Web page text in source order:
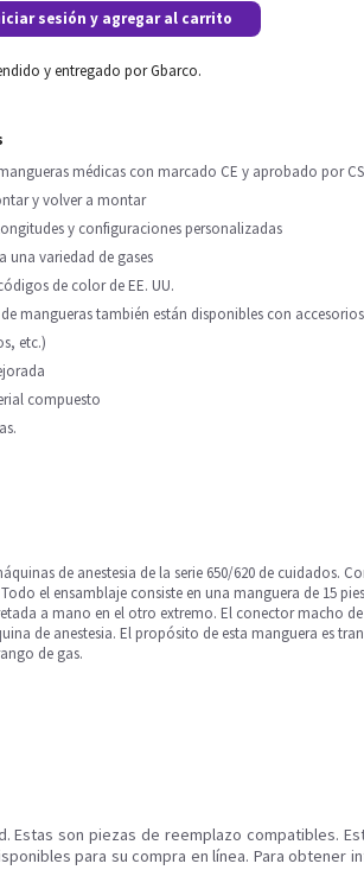
sesión y agregar al carrito
y entregado por Gbarco.
médicas con marcado CE y aprobado por
y volver a montar
y configuraciones personalizadas
una variedad de gases
de color de EE. UU.
mangueras también están disponibles con
etc.)
compuesto
de anestesia de la serie 650/620 de cuidados.
el ensamblaje consiste en una manguera de 15
a mano en el otro extremo. El conector macho
de anestesia. El propósito de esta manguera es
de gas.
Estas son piezas de reemplazo compatibles.
para su compra en línea. Para obtener